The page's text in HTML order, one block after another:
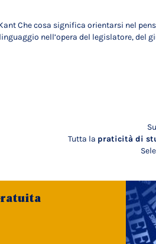
Che cosa significa orientarsi nel
nell’opera del legislatore, del
Tutta la praticità di